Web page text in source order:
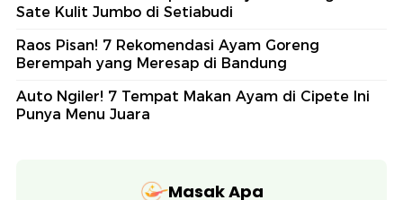
Sate Kulit Jumbo di Setiabudi
Raos Pisan! 7 Rekomendasi Ayam Goreng
Berempah yang Meresap di Bandung
Auto Ngiler! 7 Tempat Makan Ayam di Cipete Ini
Punya Menu Juara
Masak Apa